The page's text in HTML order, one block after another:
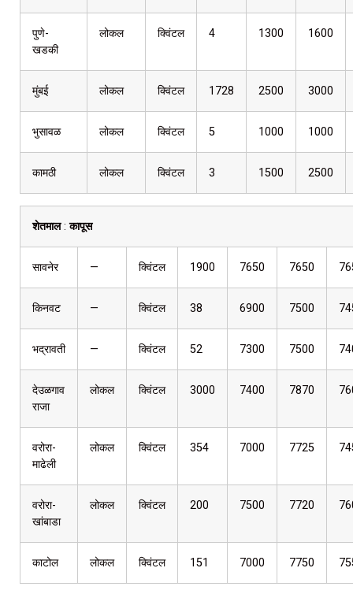
पुणे-
खडकी
लोकल क्विंटल 4 1300 1600
मुंबई लोकल क्विंटल 1728 2500 3000
भुसावळ लोकल क्विंटल 5 1000 1000
कामठी लोकल क्विंटल 3 1500 2500
शेतमाल:कापूस
सावनेर — क्विंटल 1900 7650 7650
किनवट — क्विंटल 38 6900 7500
भद्रावती — क्विंटल 52 7300 7500
देउळगाव
राजा
लोकल क्विंटल 3000 7400 7870
वरोरा-
माढेली
लोकल क्विंटल 354 7000 7725
वरोरा-
खांबाडा
लोकल क्विंटल 200 7500 7720
काटोल लोकल क्विंटल 151 7000 7750